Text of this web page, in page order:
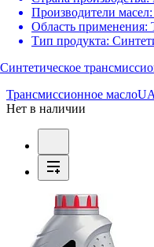
Производители масел:
Область применения:
Тип продукта:
Cинтетическое
Трансмиссионное масло
Нет в наличии